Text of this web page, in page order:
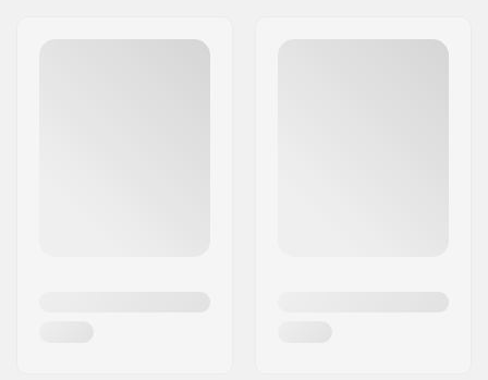
waardoor ze geschikt zijn voor een breed scala